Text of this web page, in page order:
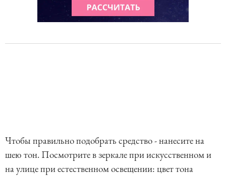
Чтобы правильно подобрать средство - нанесите на
шею тон. Посмотрите в зеркале при искусственном и
на улице при естественном освещении: цвет тона